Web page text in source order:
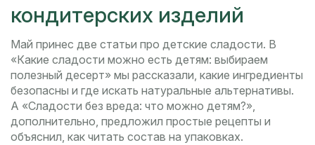
кондитерских изделий
Май принес две статьи про детские сладости. В
«Какие сладости можно есть детям: выбираем
полезный десерт» мы рассказали, какие ингредиенты
безопасны и где искать натуральные альтернативы.
А «Сладости без вреда: что можно детям?»,
дополнительно, предложил простые рецепты и
объяснил, как читать состав на упаковках.